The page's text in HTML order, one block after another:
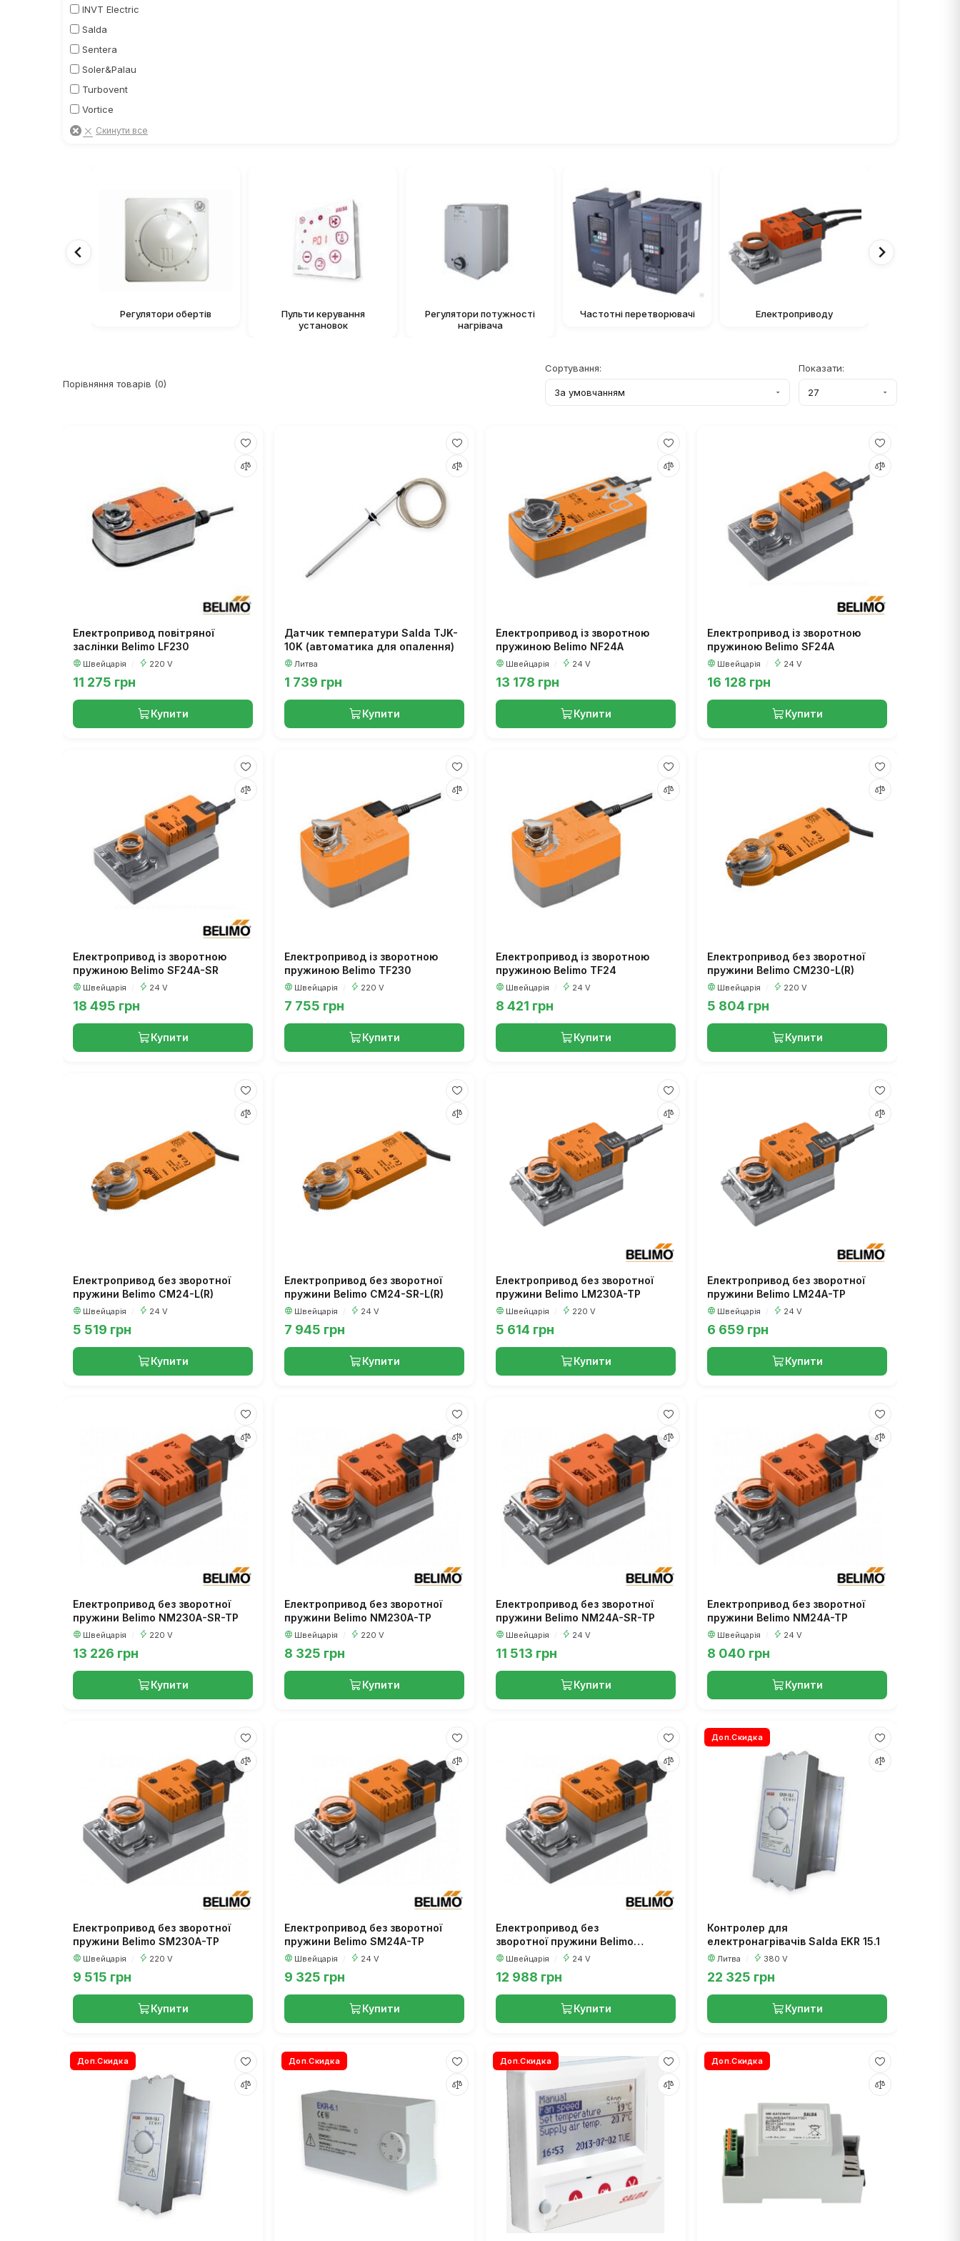
INVT Electric
Salda
Sentera
Soler&Palau
Turbovent
Vortice
ВентсСкинути все
Регулятори обертів
Пульти керування
установок
Регулятори потужності
нагрівача
Частотні перетворювачі Електроприводу
Порівняння товарів (0)
Сортування: Показати:
Електропривод повітряної
заслінки Belimo LF230
Швейцарія 220 V
11 275 грн
Купити
Датчик температури Salda TJK-
10K (автоматика для опалення)
Литва
1 739 грн
Купити
Електропривод із зворотною
пружиною Belimo NF24A
Швейцарія 24 V
13 178 грн
Купити
Електропривод із зворотною
пружиною Belimo SF24A
Швейцарія 24 V
16 128 грн
Купити
Електропривод із зворотною
пружиною Belimo SF24A-SR
Швейцарія 24 V
18 495 грн
Купити
Електропривод із зворотною
пружиною Belimo TF230
Швейцарія 220 V
7 755 грн
Купити
Електропривод із зворотною
пружиною Belimo TF24
Швейцарія 24 V
8 421 грн
Купити
Електропривод без зворотної
пружини Belimo CM230-L(R)
Швейцарія 220 V
5 804 грн
Купити
Електропривод без зворотної
пружини Belimo CM24-L(R)
Швейцарія 24 V
5 519 грн
Купити
Електропривод без зворотної
пружини Belimo CM24-SR-L(R)
Швейцарія 24 V
7 945 грн
Купити
Електропривод без зворотної
пружини Belimo LM230A-TP
Швейцарія 220 V
5 614 грн
Купити
Електропривод без зворотної
пружини Belimo LM24A-TP
Швейцарія 24 V
6 659 грн
Купити
Електропривод без зворотної
пружини Belimo NM230A-SR-TP
Швейцарія 220 V
13 226 грн
Купити
Електропривод без зворотної
пружини Belimo NM230A-TP
Швейцарія 220 V
8 325 грн
Купити
Електропривод без зворотної
пружини Belimo NM24A-SR-TP
Швейцарія 24 V
11 513 грн
Купити
Електропривод без зворотної
пружини Belimo NM24A-TP
Швейцарія 24 V
8 040 грн
Купити
Електропривод без зворотної
пружини Belimo SM230A-TP
Швейцарія 220 V
9 515 грн
Купити
Електропривод без зворотної
пружини Belimo SM24A-TP
Швейцарія 24 V
9 325 грн
Купити
Електропривод без
зворотної пружини Belimo
SM24A-SR-TP
Швейцарія 24 V
12 988 грн
Купити
Доп.Скидка
Контролер для
електронагрівачів Salda EKR 15.1
Литва 380 V
22 325 грн
Купити
Доп.Скидка Доп.Скидка Доп.Скидка Доп.Скидка